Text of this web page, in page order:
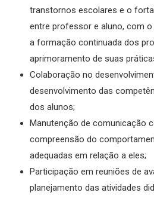
transtornos escolares e o
entre professor e aluno, com
a formação continuada dos
aprimoramento de suas
Colaboração no
desenvolvimento das
dos alunos;
Manutenção de comunicação
compreensão do
adequadas em relação a eles;
Participação em reuniões de
planejamento das atividades